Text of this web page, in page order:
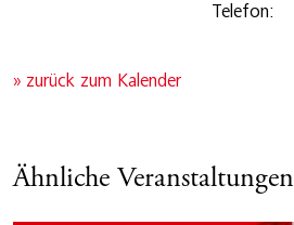
Telefon:
» zurück zum Kalender
Ähnliche Veranstaltungen